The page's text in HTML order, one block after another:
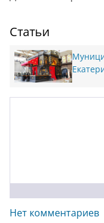
Статьи
Нет комментариев